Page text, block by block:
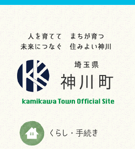
くらし・手続き
し・手続き
請書ダウンロード
成制度一覧
民年金
て・教育
育委員会
涯学習
娠・出産
・医療・介護
（健）診・人間ドック等助成・
防接種
康づくり・相談
齢者福祉
・事業者
札・契約
林商工業
用・労働
・文化・スポーツ
光スポット
ポーツ
の紹介
策・計画
みかわまちづくり通信
ちづくり提案箱
ザードマップ
報伝達手段
防災速報アプリ